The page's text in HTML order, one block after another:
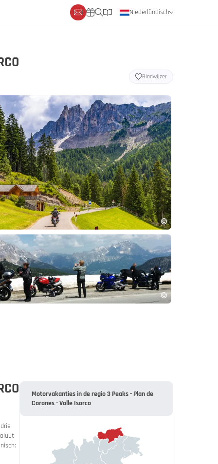
Niederländisch
Deutsch
Bladwijzer
Motorvakanties in de regio 3 Peaks - Plan de
Corones - Valle Isarco